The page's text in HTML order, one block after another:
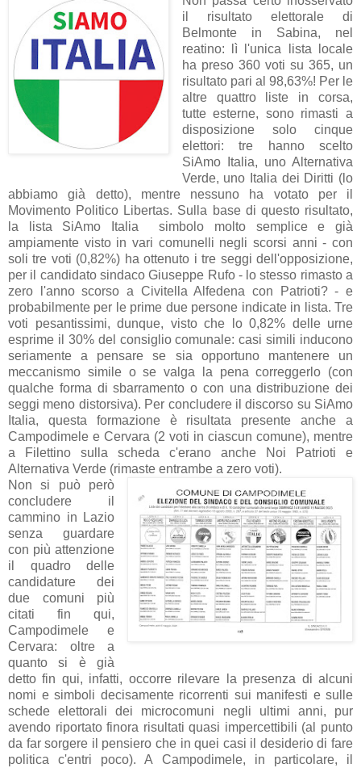
il risultato elettorale di
Belmonte in Sabina, nel
reatino: lì l'unica lista locale
ha preso 360 voti su 365, un
risultato pari al 98,63%! Per le
altre quattro liste in corsa,
tutte esterne, sono rimasti a
disposizione solo cinque
elettori: tre hanno scelto
SiAmo Italia, uno Alternativa
Verde, uno Italia dei Diritti (lo
abbiamo già detto), mentre nessuno ha votato per il
Movimento Politico Libertas. Sulla base di questo risultato,
la lista SiAmo Italia simbolo molto semplice e già
ampiamente visto in vari comunelli negli scorsi anni - con
soli tre voti (0,82%) ha ottenuto i tre seggi dell'opposizione,
per il candidato sindaco Giuseppe Rufo - lo stesso rimasto a
zero l'anno scorso a Civitella Alfedena con Patrioti? - e
probabilmente per le prime due persone indicate in lista. Tre
voti pesantissimi, dunque, visto che lo 0,82% delle urne
esprime il 30% del consiglio comunale: casi simili inducono
seriamente a pensare se sia opportuno mantenere un
meccanismo simile o se valga la pena correggerlo (con
qualche forma di sbarramento o con una distribuzione dei
seggi meno distorsiva). Per concludere il discorso su SiAmo
Italia, questa formazione è risultata presente anche a
Campodimele e Cervara (2 voti in ciascun comune), mentre
a Filettino sulla scheda c'erano anche Noi Patrioti e
Alternativa Verde (rimaste entrambe a zero voti).
Non si può però
concludere il
cammino in Lazio
senza guardare
con più attenzione
il quadro delle
candidature dei
due comuni più
citati fin qui,
Campodimele e
Cervara: oltre a
quanto si è già
detto fin qui, infatti, occorre rilevare la presenza di alcuni
nomi e simboli decisamente ricorrenti sui manifesti e sulle
schede elettorali dei microcomuni negli ultimi anni, pur
avendo riportato finora risultati quasi impercettibili (al punto
da far sorgere il pensiero che in quei casi il desiderio di fare
politica c'entri poco). A Campodimele, in particolare, il